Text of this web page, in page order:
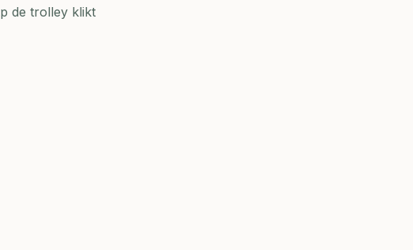
de trolley klikt